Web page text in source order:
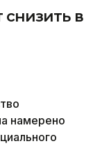
в
намерено